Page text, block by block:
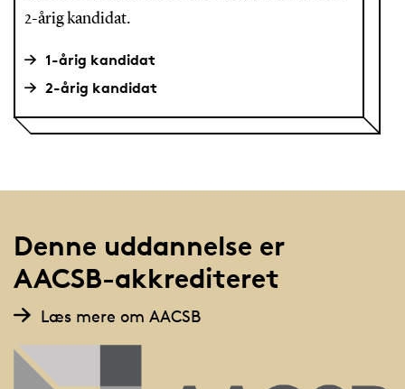
2-årig kandidat.
1-årig kandidat
2-årig kandidat
Denne uddannelse er
AACSB-akkrediteret
Læs mere om AACSB